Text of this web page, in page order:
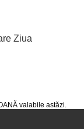
valabile astăzi.
Ziua